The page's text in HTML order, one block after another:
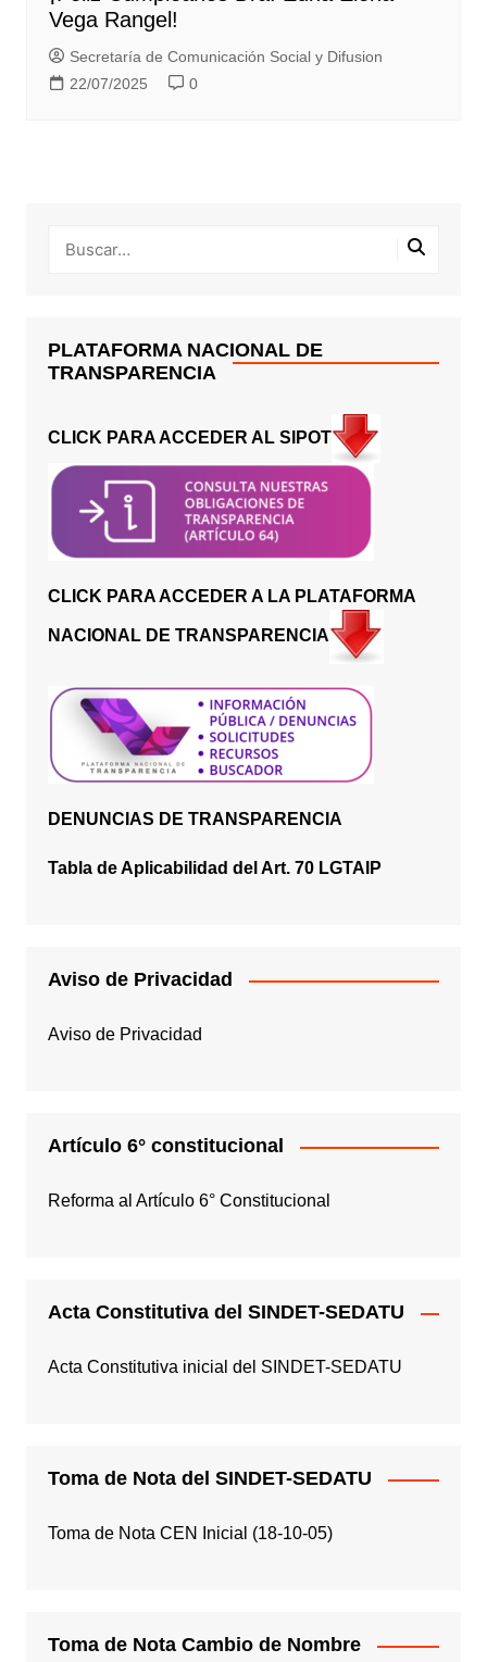
Vega Rangel!
Secretaría de Comunicación Social y Difusion
22/07/2025
0
PLATAFORMA NACIONAL DE
TRANSPARENCIA
CLICK PARA ACCEDER AL SIPOT
CLICK PARA ACCEDER A LA PLATAFORMA
NACIONAL DE TRANSPARENCIA
DENUNCIAS DE TRANSPARENCIA
Tabla de Aplicabilidad del Art. 70 LGTAIP
Aviso de Privacidad
Aviso de Privacidad
Artículo 6° constitucional
Reforma al Artículo 6° Constitucional
Acta Constitutiva del SINDET-SEDATU
Acta Constitutiva inicial del SINDET-SEDATU
Toma de Nota del SINDET-SEDATU
Toma de Nota CEN Inicial (18-10-05)
Toma de Nota Cambio de Nombre